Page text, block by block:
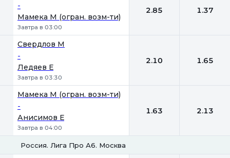
-
Мамека М (огран. возм-ти)
Завтра в 03:00
2.85 1.37
Свердлов М
-
Ледяев Е
Завтра в 03:30
2.10 1.65
Мамека М (огран. возм-ти)
-
Анисимов Е
Завтра в 04:00
1.63 2.13
Россия. Лига Про А6. Москва